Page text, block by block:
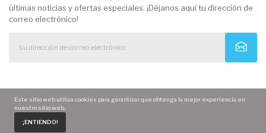
Home
últimas noticias y ofertas especiales. ¡Déjanos aquí tu dirección de
correo electrónico!
Este sitio web utiliza cookies para garantizar que obtenga la mejor experiencia en
nuestro sitio web.
¡ENTIENDO!